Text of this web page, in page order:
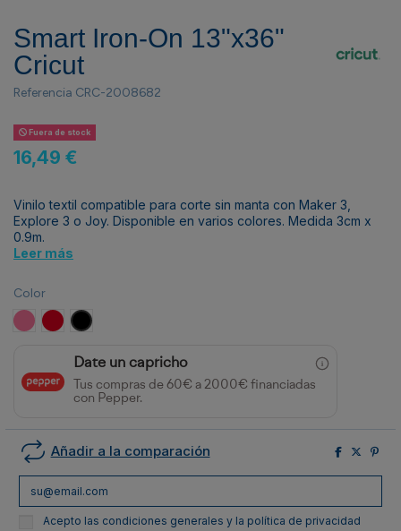
Smart Iron-On 13"x36"
Cricut
Referencia CRC-2008682
Fuera de stock
16,49 €
Vinilo textil compatible para corte sin manta con Maker 3,
Explore 3 o Joy. Disponible en varios colores. Medida 3cm x
0.9m.
Leer más
Color
Rosa Rojo Negro
Date un capricho
Tus compras de 60€ a 2000€ financiadas
con Pepper.
Añadir a la comparación
Acepto las condiciones generales y la política de privacidad